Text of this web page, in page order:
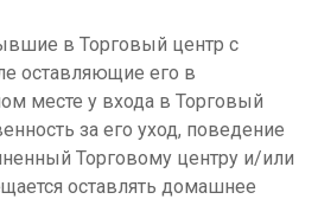
в Торговый центр с
оставляющие его в
месте у входа в Торговый
за его уход, поведение
Торговому центру и/или
оставлять домашнее